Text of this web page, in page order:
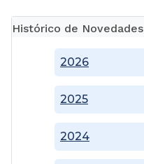
Histórico de Novedades
2024
2025
2026